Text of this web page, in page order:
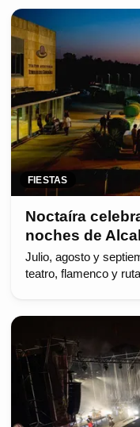
FIESTAS
Noctaíra
noches de
Julio, agosto y
teatro, flamenco y